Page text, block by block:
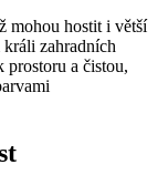
mohou hostit i větší
zahradních
prostoru a čistou,